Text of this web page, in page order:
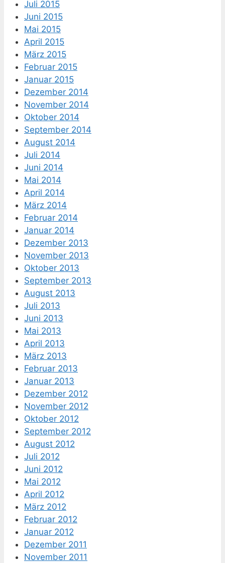
Juli 2015
Juni 2015
Mai 2015
April 2015
März 2015
Februar 2015
Januar 2015
Dezember 2014
November 2014
Oktober 2014
September 2014
August 2014
Juli 2014
Juni 2014
Mai 2014
April 2014
März 2014
Februar 2014
Januar 2014
Dezember 2013
November 2013
Oktober 2013
September 2013
August 2013
Juli 2013
Juni 2013
Mai 2013
April 2013
März 2013
Februar 2013
Januar 2013
Dezember 2012
November 2012
Oktober 2012
September 2012
August 2012
Juli 2012
Juni 2012
Mai 2012
April 2012
März 2012
Februar 2012
Januar 2012
Dezember 2011
November 2011